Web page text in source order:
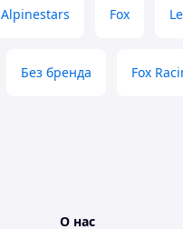
Alpinestars Fox
Без бренда Fox
О нас